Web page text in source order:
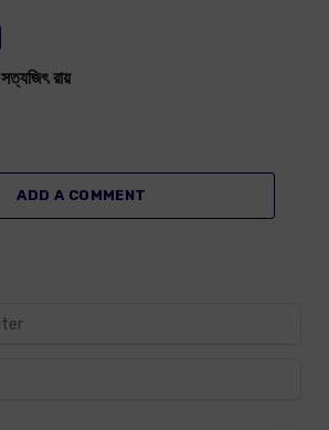
রায়
ADD A COMMENT